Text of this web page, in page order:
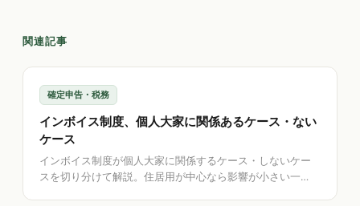
関連記事
確定申告・税務
インボイス制度、個人大家に関係あるケース・ない
ケース
インボイス制度が個人大家に関係するケース・しないケー
スを切り分けて解説。住居用が中心なら影響が小さい一